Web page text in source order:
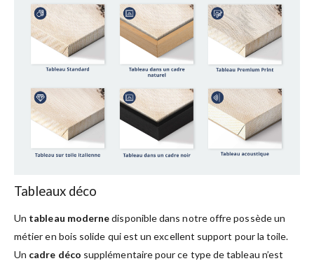
Tableaux déco
Un tableau modernedisponible dans notre offre possède un
métier en bois solide qui est un excellent support pour la toile.
Un cadre déco supplémentaire pour ce type de tableau n’est